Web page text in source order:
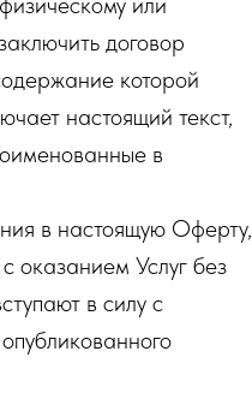
договор
которой
настоящий текст,
в
в настоящую Оферту,
оказанием Услуг без
в силу с